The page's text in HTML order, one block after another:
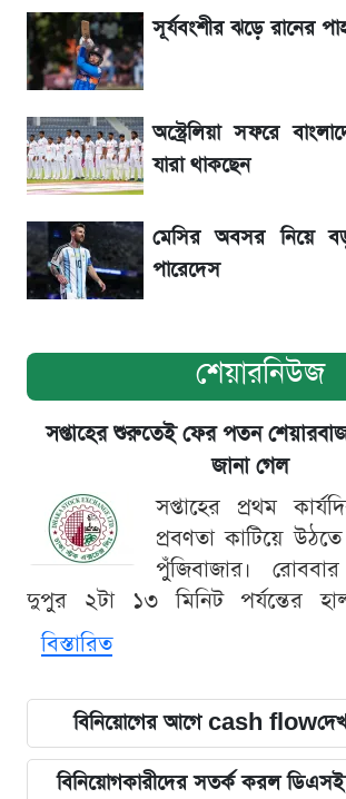
আগামী ৪ দিনের আবহাওয়া নিয়ে বড়
৮ ব্র্যান্ডের ত্বক ফর্সাকারী ক্রিমে ভয়াবহ
ব্যান্ডেজ পরে আলোচনায়
নেপথ্যে যে ঘটনা
সূর্যবংশীর ঝড়ে রানের
অস্ট্রেলিয়া সফরে
যারা থাকছেন
মেসির অবসর নিয়ে
পারেদেস
শেয়ারনিউজ
সপ্তাহের শুরুতেই ফের পতন
জানা গেল
সপ্তাহের প্রথম
প্রবণতা কাটিয়ে
পুঁজিবাজার।
দুপুর ২টা ১৩ মিনিট পর্যন্তের
বিস্তারিত
বিনিয়োগের আগে cash
বিনিয়োগকারীদের সতর্ক করল